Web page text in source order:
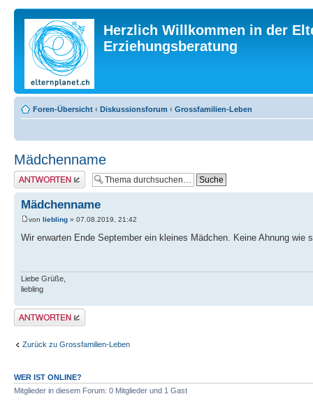
Herzlich Willkommen in der
Erziehungsberatung
Foren-Übersicht ‹ Diskussionsforum ‹ Grossfamilien-Leben
Mädchenname
Antwort erstellen
Mädchenname
von liebling » 07.08.2019, 21:42
Wir erwarten Ende September ein kleines Mädchen. Keine Ahnung wie
Liebe Grüße,
liebling
Antwort erstellen
Zurück zu Grossfamilien-Leben
WER IST ONLINE?
Mitglieder in diesem Forum: 0 Mitglieder und 1 Gast